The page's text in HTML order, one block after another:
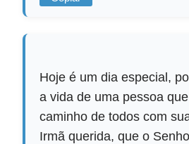
Hoje é um dia especial,
a vida de uma pessoa
caminho de todos com
Irmã querida, que o